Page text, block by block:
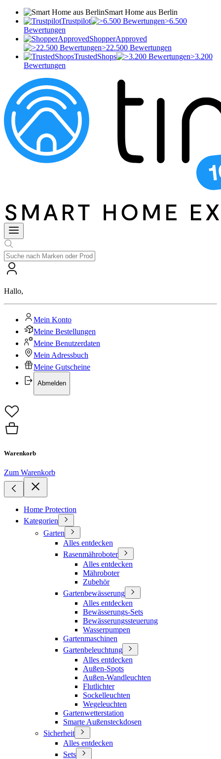
Smart Home aus Berlin
Trustpilot
>6.500
Bewertungen
ShopperApproved
>22.500 Bewertungen
TrustedShops
>3.200
Bewertungen
Hallo,
Mein Konto
Meine Bestellungen
Meine Benutzerdaten
Mein Adressbuch
Meine Gutscheine
Abmelden
Warenkorb
Zum Warenkorb
Home Protection
Kategorien
Garten
Alles entdecken
Rasenmähroboter
Alles entdecken
Mähroboter
Zubehör
Gartenbewässerung
Alles entdecken
Bewässerungs-Sets
Bewässerungssteuerung
Wasserpumpen
Gartenmaschinen
Gartenbeleuchtung
Alles entdecken
Außen-Spots
Außen-Wandleuchten
Flutlichter
Sockelleuchten
Wegeleuchten
Gartenwetterstation
Smarte Außensteckdosen
Sicherheit
Alles entdecken
Sets